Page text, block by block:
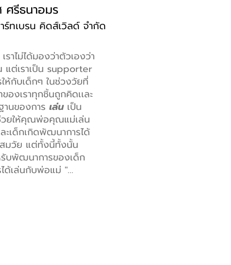
ศรีธนาอมร
ร์ทเบรน คิดส์เวิลด์ จำกัด
ราไม่ได้มองว่าตัวเองว่า
แต่เราเป็น supporter
ห้กับเด็กๆ ในช่วงวัยที่
องเราทุกชิ้นถูกคิดเเละ
นของการ เล่นเป็น
ยให้คุณพ่อคุณแม่เล่น
ะเด็กเกิดพัฒนาการได้
มวัย แต่ทั้งนี้ทั้งนั้น
บพัฒนาการของเด็ก
ด้เล่นกับพ่อแม่ "...